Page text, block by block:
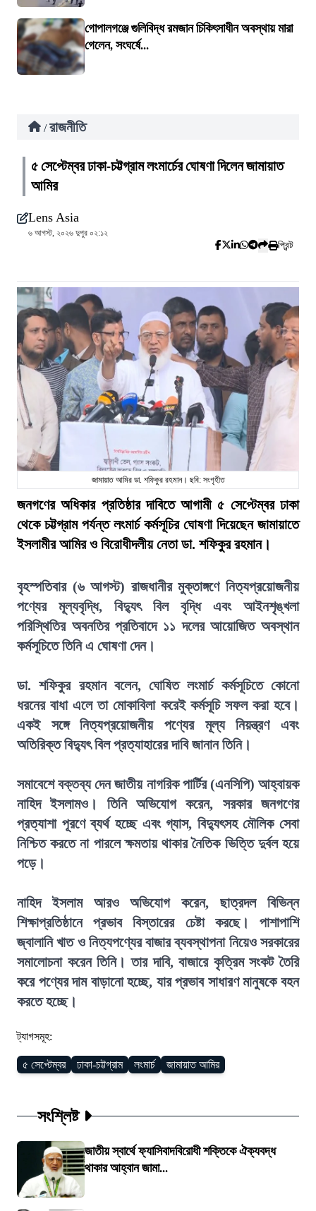
গোপালগঞ্জে গুলিবিদ্ধ রমজান চিকিৎসাধীন অবস্থায় মারা
গেলেন, সংঘর্ষে...
/ রাজনীতি
৫ সেপ্টেম্বর ঢাকা-চট্টগ্রাম লংমার্চের ঘোষণা দিলেন জামায়াত
আমির
Lens Asia
৬ আগস্ট, ২০২৬ দুপুর ০২:১২
প্রিন্ট
জামায়াত আমির ডা. শফিকুর রহমান। ছবি: সংগৃহীত
জনগণের অধিকার প্রতিষ্ঠার দাবিতে আগামী ৫ সেপ্টেম্বর ঢাকা
থেকে চট্টগ্রাম পর্যন্ত লংমার্চ কর্মসূচির ঘোষণা দিয়েছেন জামায়াতে
ইসলামীর আমির ও বিরোধীদলীয় নেতা ডা. শফিকুর রহমান।
বৃহস্পতিবার (৬ আগস্ট) রাজধানীর মুক্তাঙ্গণে নিত্যপ্রয়োজনীয়
পণ্যের মূল্যবৃদ্ধি, বিদ্যুৎ বিল বৃদ্ধি এবং আইনশৃঙ্খলা
পরিস্থিতির অবনতির প্রতিবাদে ১১ দলের আয়োজিত অবস্থান
কর্মসূচিতে তিনি এ ঘোষণা দেন।
ডা. শফিকুর রহমান বলেন, ঘোষিত লংমার্চ কর্মসূচিতে কোনো
ধরনের বাধা এলে তা মোকাবিলা করেই কর্মসূচি সফল করা হবে।
একই সঙ্গে নিত্যপ্রয়োজনীয় পণ্যের মূল্য নিয়ন্ত্রণ এবং
অতিরিক্ত বিদ্যুৎ বিল প্রত্যাহারের দাবি জানান তিনি।
সমাবেশে বক্তব্য দেন জাতীয় নাগরিক পার্টির (এনসিপি) আহ্বায়ক
নাহিদ ইসলামও। তিনি অভিযোগ করেন, সরকার জনগণের
প্রত্যাশা পূরণে ব্যর্থ হচ্ছে এবং গ্যাস, বিদ্যুৎসহ মৌলিক সেবা
নিশ্চিত করতে না পারলে ক্ষমতায় থাকার নৈতিক ভিত্তি দুর্বল হয়ে
পড়ে।
নাহিদ ইসলাম আরও অভিযোগ করেন, ছাত্রদল বিভিন্ন
শিক্ষাপ্রতিষ্ঠানে প্রভাব বিস্তারের চেষ্টা করছে। পাশাপাশি
জ্বালানি খাত ও নিত্যপণ্যের বাজার ব্যবস্থাপনা নিয়েও সরকারের
সমালোচনা করেন তিনি। তার দাবি, বাজারে কৃত্রিম সংকট তৈরি
করে পণ্যের দাম বাড়ানো হচ্ছে, যার প্রভাব সাধারণ মানুষকে বহন
করতে হচ্ছে।
ট্যাগসমূহ:
৫ সেপ্টেম্বর ঢাকা-চট্টগ্রাম লংমার্চ জামায়াত আমির
সংশ্লিষ্ট
জাতীয় স্বার্থে ফ্যাসিবাদবিরোধী শক্তিকে ঐক্যবদ্ধ
থাকার আহ্বান জামা...